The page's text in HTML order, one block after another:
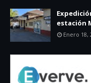
estación
Enero 18,